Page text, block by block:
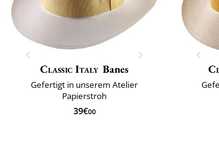
Classic Italy Banes
Gefertigt in unserem Atelier
Papierstroh
39€00